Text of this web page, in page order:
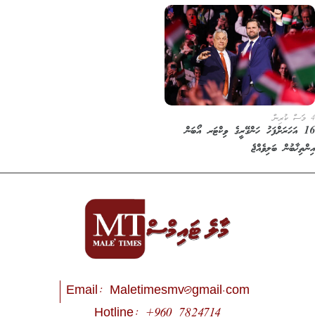
4 މަސް ކުރިން
16 އަހަރަށްފަހު ހަންގޭރީގެ ވިކްޓަރ އޯބަން
އިންތިޚާބުން ބަލިވެއްޖެ
Email: Maletimesmv@gmail.com
Hotline: +960 7824714